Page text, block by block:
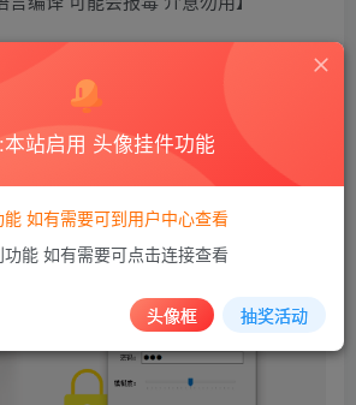
时离开一下电脑，然后微信还登陆在电
关系这里有你想要的，微信锁定，偷看
站启用 头像挂件功能
如有需要可到用户中心查看
能 如有需要可点击连接查看
头像框 抽奖活动